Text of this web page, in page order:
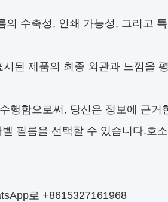
수축성, 인쇄 가능성, 그리고
된 제품의 최종 외관과 느낌을
행함으로써, 당신은 정보에 근거
필름을 선택할 수 있습니다.호
로 +8615327161968